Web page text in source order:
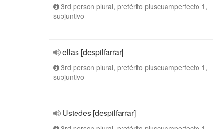
3rd person plural, pretérito pluscuamperfecto 1,
subjuntivo
ellas [despilfarrar]
3rd person plural, pretérito pluscuamperfecto 1,
subjuntivo
Ustedes [despilfarrar]